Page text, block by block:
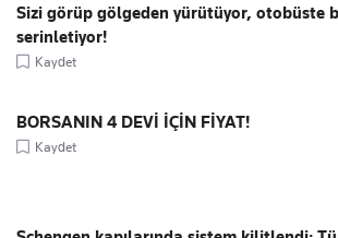
Sizi görüp gölgeden yürütüyor, otobüste
serinletiyor!
Kaydet
BORSANIN 4 DEVİ İÇİN FİYAT!
Kaydet